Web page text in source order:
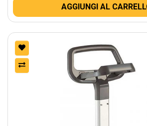
AGGIUNGI AL